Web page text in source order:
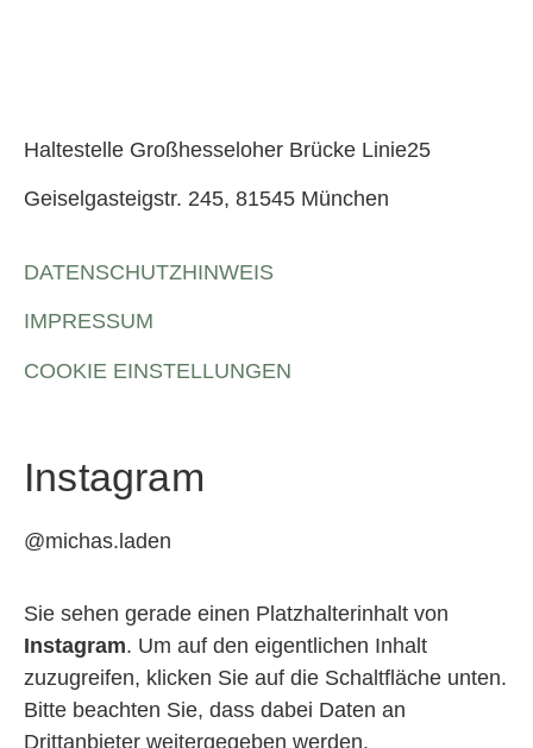
Haltestelle Großhesseloher Brücke Linie25
Geiselgasteigstr. 245, 81545 München
DATENSCHUTZHINWEIS
IMPRESSUM
COOKIE EINSTELLUNGEN
Instagram
@michas.laden
Sie sehen gerade einen Platzhalterinhalt von
Instagram. Um auf den eigentlichen Inhalt
zuzugreifen, klicken Sie auf die Schaltfläche unten.
Bitte beachten Sie, dass dabei Daten an
Drittanbieter weitergegeben werden.